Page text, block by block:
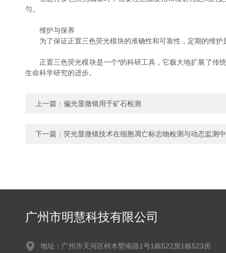
匀。
维护与保养
为了保证正置三色荧光模块的准确性和可靠性，定期的维护
正置三色荧光模块是一个*的科研工具，它极大地扩展了传统
生命科学研究的进步。
上一篇： 偏光显微镜用于矿石检测
下一篇： 荧光显微镜技术在细胞凋亡标志物检测与动态监测
广州市明慧科技有限公司
地址：广州市天河区柯木塱南路1号1栋522房1栋523房